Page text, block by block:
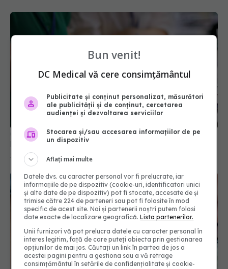
Concurență ridicată la admiterea UMF Carol
Davila: 6.916 candidați pentru 1.947 de locuri
18 iul 2026, 16:10
Bun venit!
DC Medical vă cere consimțământul
Publicitate și conținut personalizat, măsurători
ale publicității și de conținut, cercetarea
audienței și dezvoltarea serviciilor
Stocarea și/sau accesarea informațiilor de pe
un dispozitiv
Aflați mai multe
Datele dvs. cu caracter personal vor fi prelucrate, iar
informațiile de pe dispozitiv (cookie-uri, identificatori unici
și alte date de pe dispozitiv) pot fi stocate, accesate de și
trimise către 224 de parteneri sau pot fi folosite în mod
specific de acest site. Noi și partenerii noștri putem folosi
date exacte de localizare geografică.Lista partenerilor.
Unii furnizori vă pot prelucra datele cu caracter personal în
interes legitim, față de care puteți obiecta prin gestionarea
opțiunilor de mai jos. Căutați un link în partea de jos a
acestei pagini pentru a gestiona sau a vă retrage
consimțământul în setările de confidențialitate și cookie-